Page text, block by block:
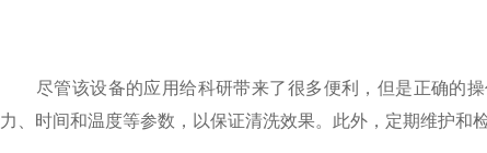
尽管该设备的应用给科研带来了很多便利，但是正确的操
力、时间和温度等参数，以保证清洗效果。此外，定期维护和